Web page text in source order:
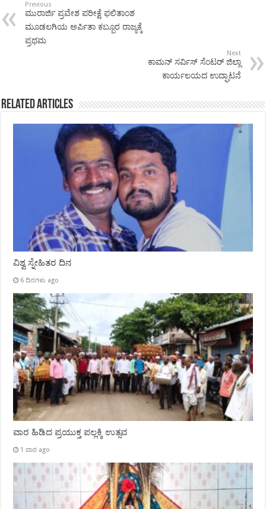
Previous
ಮುರಾರ್ಜಿ ಪ್ರವೇಶ ಪರೀಕ್ಷೆ ಫಲಿತಾಂಶ
ಮೂಡಲಗಿಯ ಅರ್ಪಿತಾ ಕಬ್ಬೂರ ರಾಜ್ಯಕ್ಕೆ
ಪ್ರಥಮ
Next
ಕಾಮನ್ ಸರ್ವಿಸ್ ಸೆಂಟರ್ ಜಿಲ್ಲಾ
ಕಾರ್ಯಲಯದ ಉದ್ಘಾಟನೆ
Related Articles
ವಿಶ್ವ ಸ್ನೇಹಿತರ ದಿನ
6 ದಿನಗಳು ago
ವಾರ ಹಿಡಿದ ಪ್ರಯುಕ್ತ ಪಲ್ಲಕ್ಕಿ ಉತ್ಸವ
1 ವಾರ ago